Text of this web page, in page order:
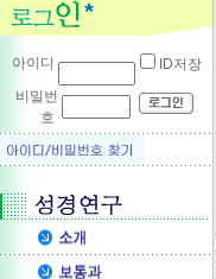
아이디
ID저장
비밀번
호